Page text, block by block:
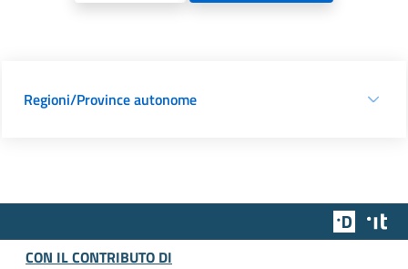
Regioni/Province autonome
Team
CON IL CONTRIBUTO DI